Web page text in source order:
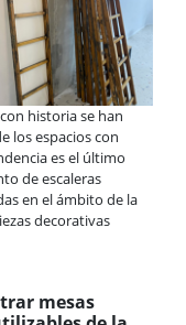
historia se han
los espacios con
es el último
de escaleras
en el ámbito de la
decorativas
mesas